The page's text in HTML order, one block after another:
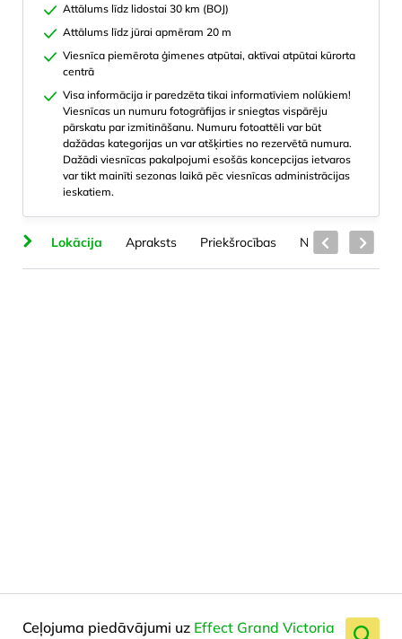
Attālums līdz lidostai 30 km (BOJ)
Attālums līdz jūrai apmēram 20 m
Viesnīca piemērota ģimenes atpūtai, aktīvai atpūtai kūrorta
centrā
Visa informācija ir paredzēta tikai informatīviem nolūkiem!
Viesnīcas un numuru fotogrāfijas ir sniegtas vispārēju
pārskatu par izmitināšanu. Numuru fotoattēli var būt
dažādas kategorijas un var atšķirties no rezervētā numura.
Dažādi viesnīcas pakalpojumi esošās koncepcijas ietvaros
var tikt mainīti sezonas laikā pēc viesnīcas administrācijas
ieskatiem.
Lokācija Apraksts Priekšrocības Numuru veidi
Ceļojuma piedāvājumi uz Effect Grand Victoria